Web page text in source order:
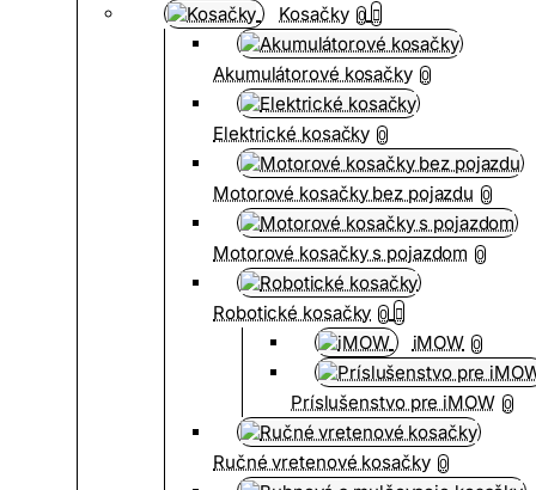
Kosačky 0
Akumulátorové kosačky 0
Elektrické kosačky 0
Motorové kosačky bez pojazdu 0
Motorové kosačky s pojazdom 0
Robotické kosačky 0
iMOW 0
Príslušenstvo pre iMOW 0
Ručné vretenové kosačky 0